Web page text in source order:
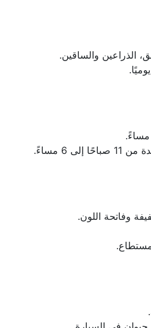
الذراعين والساقين.
6 مساءً.
وفاتحة اللون.